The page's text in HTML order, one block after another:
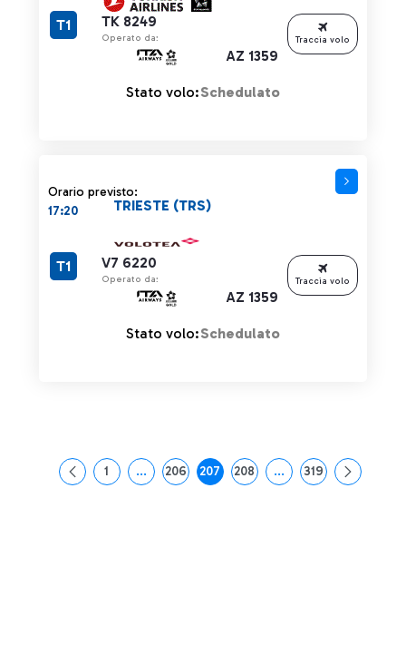
TK 8249
Operato da:
AZ 1359
T1
Stato volo:Schedulato
Traccia volo
Orario previsto:
17:20
V7 6220
Operato da:
AZ 1359
TRIESTE (TRS)
T1
Stato volo:Schedulato
Traccia volo
Pagina
1 ...Pagine intermedie Use TAB to navigate.
Pagina
206 Pagina
207 Pagina
208 ...Pagine intermedie
Pagina
319